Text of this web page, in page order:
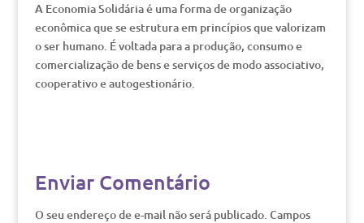
A Economia Solidária é uma forma de organização
econômica que se estrutura em princípios que valorizam
o ser humano. É voltada para a produção, consumo e
comercialização de bens e serviços de modo associativo,
cooperativo e autogestionário.
Enviar Comentário
O seu endereço de e-mail não será publicado. Campos